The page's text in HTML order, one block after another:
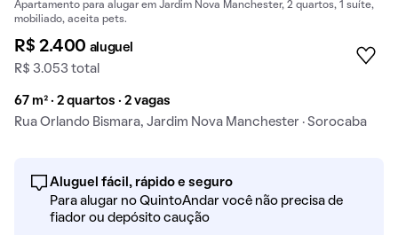
Apartamento para alugar em Jardim Nova Manchester, 2 quartos, 1 suíte,
mobiliado, aceita pets.
R$ 2.400 aluguel
R$ 3.053 total
67 m² · 2 quartos · 2 vagas
Rua Orlando Bismara, Jardim Nova Manchester · Sorocaba
Aluguel fácil, rápido e seguro
Para alugar no QuintoAndar você não precisa de
fiador ou depósito caução